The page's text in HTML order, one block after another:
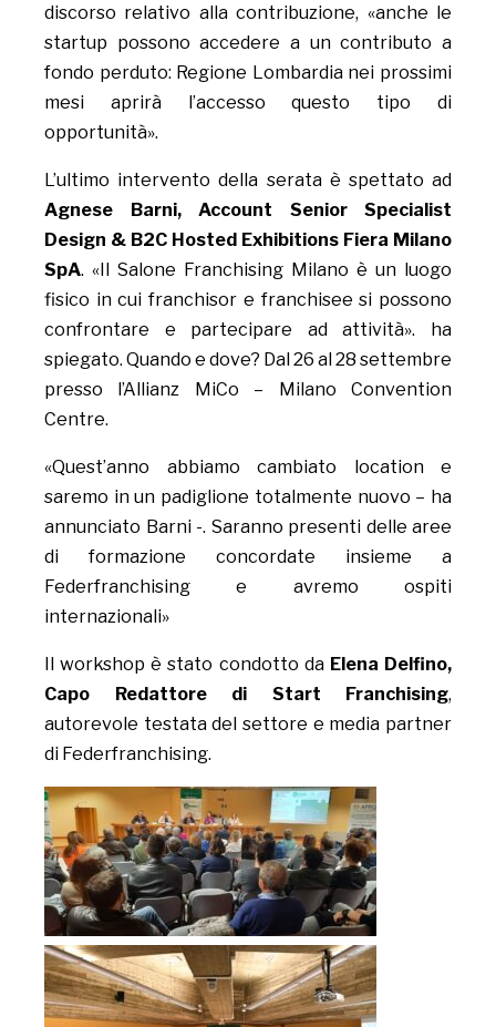
discorso relativo alla contribuzione, «anche le
startup possono accedere a un contributo a
fondo perduto: Regione Lombardia nei prossimi
mesi aprirà l’accesso questo tipo di
opportunità».
L’ultimo intervento della serata è spettato ad
Agnese Barni, Account Senior Specialist
Design & B2C Hosted Exhibitions Fiera Milano
SpA. «Il Salone Franchising Milano è un luogo
fisico in cui franchisor e franchisee si possono
confrontare e partecipare ad attività». ha
spiegato. Quando e dove? Dal 26 al 28 settembre
presso l’Allianz MiCo – Milano Convention
Centre.
«Quest’anno abbiamo cambiato location e
saremo in un padiglione totalmente nuovo – ha
annunciato Barni -. Saranno presenti delle aree
di formazione concordate insieme a
Federfranchising e avremo ospiti
internazionali»
Il workshop è stato condotto da Elena Delfino,
Capo Redattore di Start Franchising,
autorevole testata del settore e media partner
di Federfranchising.